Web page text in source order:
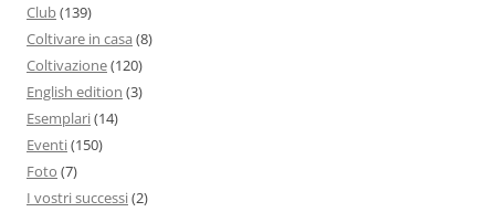
Club(139)
Coltivare in casa (8)
Coltivazione(120)
English edition (3)
Esemplari(14)
Eventi(150)
Foto (7)
I vostri successi(2)